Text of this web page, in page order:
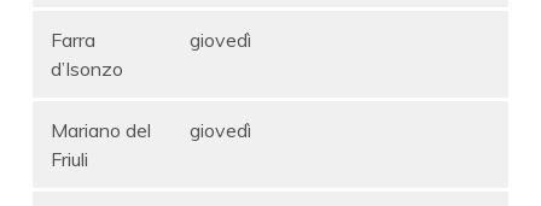
Farra
d’Isonzo
giovedì
Mariano del
Friuli
giovedì